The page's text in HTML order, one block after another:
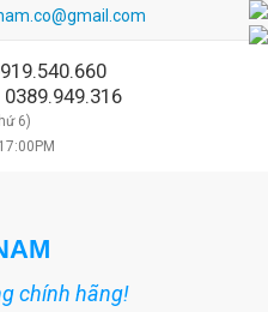
0389.949.316
6)
chính hãng!